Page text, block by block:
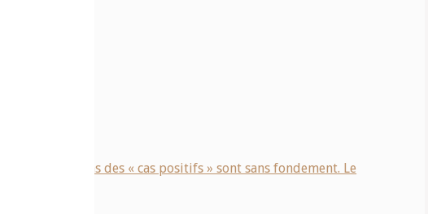
les estimations des « cas positifs » sont sans fondement. Le